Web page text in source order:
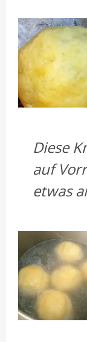
Diese
auf
etwas